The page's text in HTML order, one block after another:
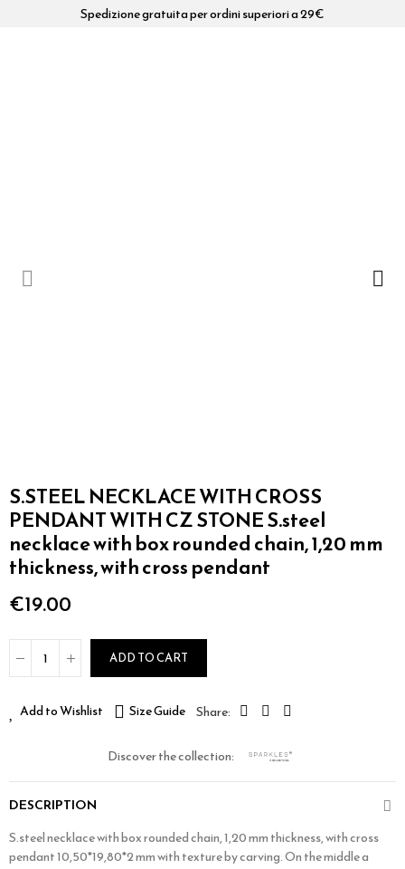
Spedizione gratuita per ordini superiori a 29€
S.STEEL NECKLACE WITH CROSS
PENDANT WITH CZ STONE S.steel
necklace with box rounded chain, 1,20 mm
thickness, with cross pendant
€19.00
ADD TO CART
Add to Wishlist Size Guide
Discover the collection:
DESCRIPTION
S.steel necklace with box rounded chain, 1,20 mm thickness, with cross
pendant 10,50*19,80*2 mm with texture by carving. On the middle a